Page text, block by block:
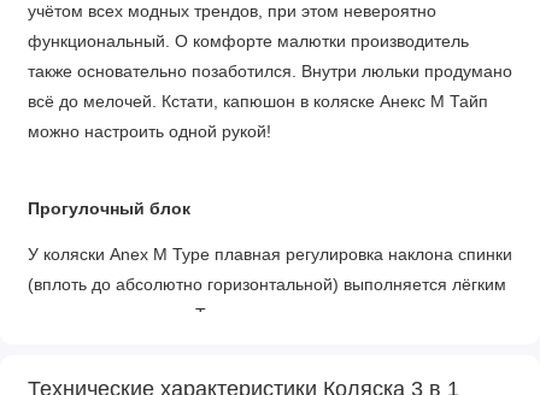
учётом всех модных трендов, при этом невероятно
функциональный. О комфорте малютки производитель
также основательно позаботился. Внутри люльки продумано
всё до мелочей. Кстати, капюшон в коляске Анекс М Тайп
можно настроить одной рукой!
Прогулочный блок
У коляски Anex M Type плавная регулировка наклона спинки
(вплоть до абсолютно горизонтальной) выполняется лёгким
нажатием на кнопку. То есть, если кроха уснул на прогулке,
Технические характеристики Коляска 3 в 1